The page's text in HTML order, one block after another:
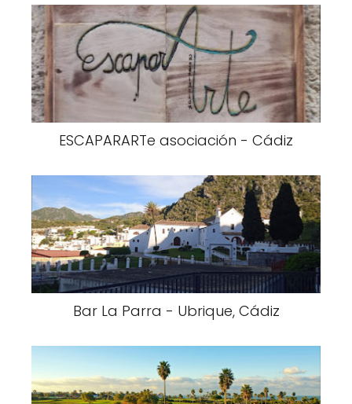
ESCAPARARTe asociación - Cádiz
Bar La Parra - Ubrique, Cádiz